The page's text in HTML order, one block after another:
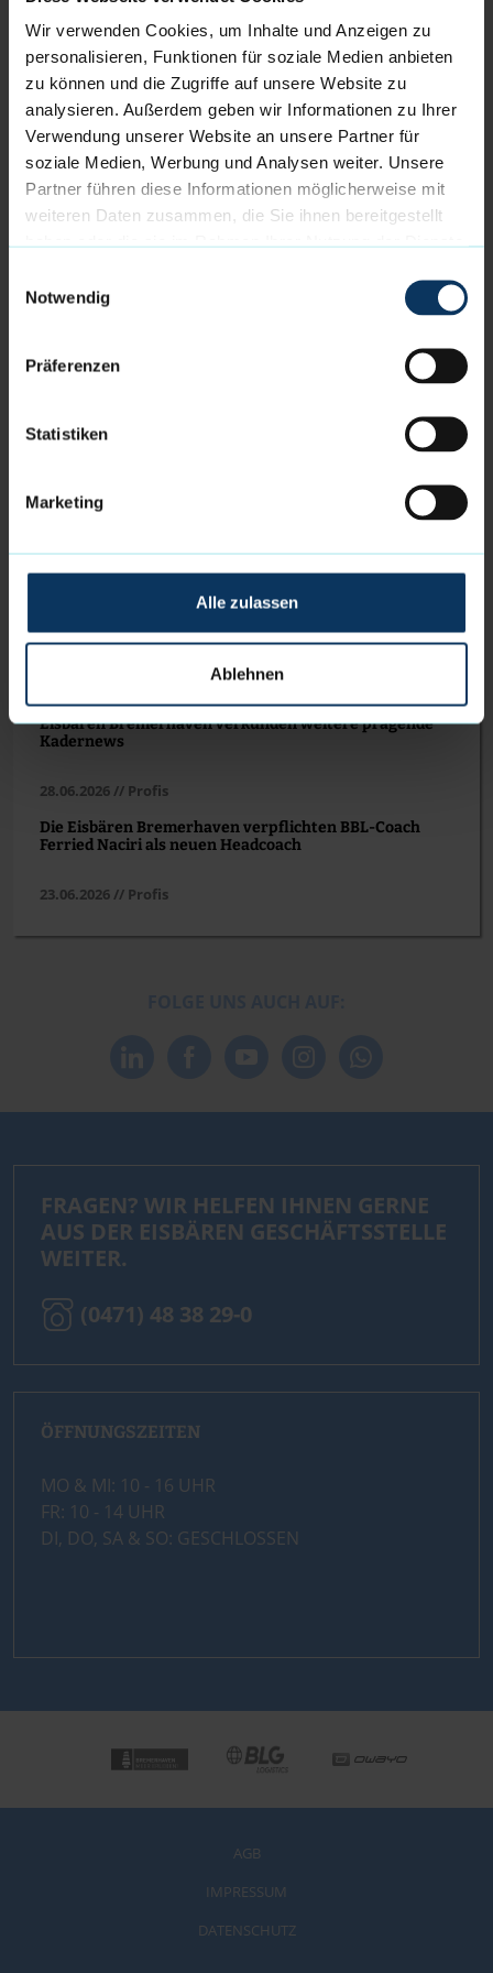
Wir verwenden Cookies, um Inhalte und Anzeigen zu
personalisieren, Funktionen für soziale Medien anbieten
zu können und die Zugriffe auf unsere Website zu
analysieren. Außerdem geben wir Informationen zu Ihrer
Verwendung unserer Website an unsere Partner für
soziale Medien, Werbung und Analysen weiter. Unsere
Partner führen diese Informationen möglicherweise mit
weiteren Daten zusammen, die Sie ihnen bereitgestellt
Notwendig
Präferenzen
Statistiken
Marketing
Alle zulassen
Ablehnen
allerdings weiterhin Jarelle Reischel, der schon am
Sonntag verletzungsbedingt gefehlt hatte.
Das 3. Spiel der Viertelfinalserie wird am Mittwoch,
den 20.04. um 19.30 Uhr in Tübingen angepfiffen –
für die Eisbären heißt es also: do or die. Alle Fans, die
nicht mit in den Süden fahren können, haben wie
immer die Möglichkeit, das Spiel live und kostenlos
bei Sportdeutschland.TV zu verfolgen.
WEITERE NEWS
Bremerhaven
Eisbären-Kader komplett - Adrian Breitlauch
Vertragsverlängerung
Eisbären Bremerhaven verkünden weitere prägende
Kadernews
28.06.2026 // Profis
Die Eisbären Bremerhaven verpflichten BBL-Coach
Ferried Naciri als neuen Headcoach
23.06.2026 // Profis
FRAGEN? WIR HELFEN IHNEN GERNE
AUS DER EISBÄREN GESCHÄFTSSTELLE
WEITER.
(0471) 48 38 29-0
ÖFFNUNGSZEITEN
MO & MI: 10 - 16 UHR
FR: 10 - 14 UHR
DI, DO, SA & SO: GESCHLOSSEN
AGB
IMPRESSUM
DATENSCHUTZ